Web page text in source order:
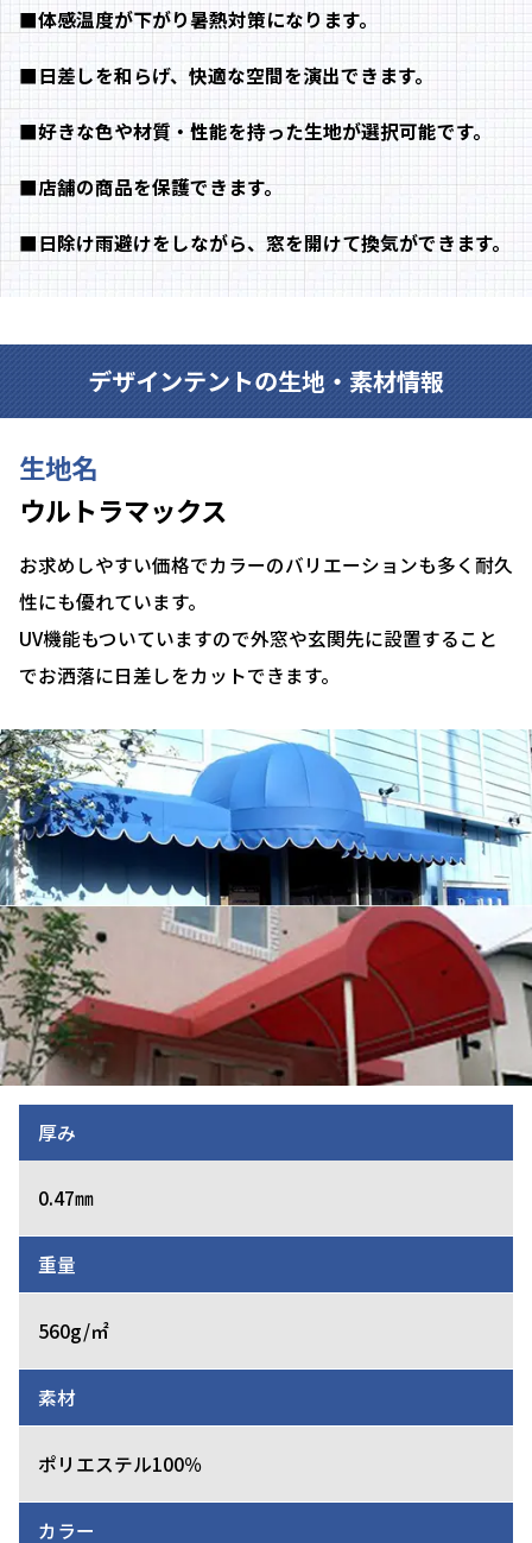
■体感温度が下がり暑熱対策になります。
■日差しを和らげ、快適な空間を演出できます。
■好きな色や材質・性能を持った生地が選択可能です。
■店舗の商品を保護できます。
■日除け雨避けをしながら、窓を開けて換気ができます。
デザインテントの生地・素材情報
生地名
ウルトラマックス
お求めしやすい価格でカラーのバリエーションも多く耐久
性にも優れています。
UV機能もついていますので外窓や玄関先に設置すること
でお洒落に日差しをカットできます。
厚み
0.47㎜
重量
560g/㎡
素材
ポリエステル100％
カラー